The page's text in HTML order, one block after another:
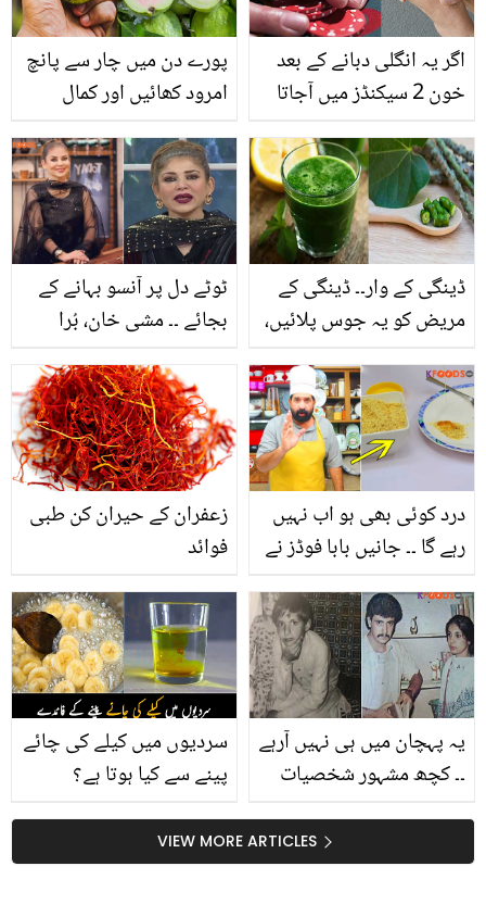
پورے دن میں چار سے پانچ
امرود کھائیں اور کمال
فوائد
اگر یہ انگلی دبانے کے بعد
خون 2 سیکنڈز میں آجاتا
کے اس ٹیسٹ سے جانیں کہ
آپ کو کیا بیماری ہے
ٹوٹے دل پر آنسو بہانے کے
بجائے ۔۔ مشی خان، بُرا
کرتی ہیں؟ انٹرویو میں
انکشاف
ڈینگی کے وار۔۔ ڈینگی کے
مریض کو یہ جوس پلائیں،
لگیں گے
زعفران کے حیران کن طبی
فوائد
درد کوئی بھی ہو اب نہیں
رہے گا ۔۔ جانیں بابا فوڈز نے
بنانے کا طریقہ، جو ہر قسم
کے درد میں راحت دے
سردیوں میں کیلے کی چائے
پینے سے کیا ہوتا ہے؟
جو ڈاکٹر بتاتے ہیں
یہ پہچان میں ہی نہیں آرہے
۔۔ کچھ مشہور شخصیات
بالکل بدل گئے ہیں
VIEW MORE ARTICLES